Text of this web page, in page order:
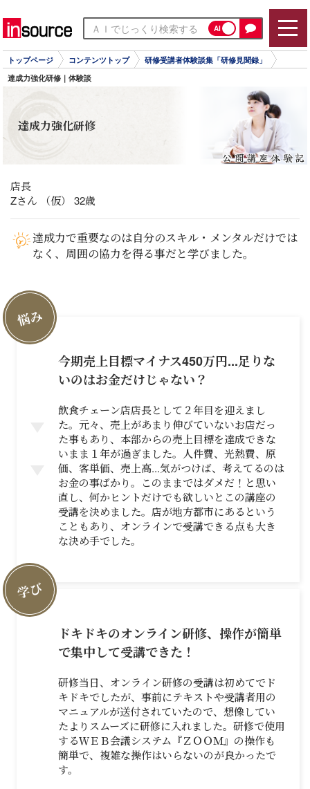
AI
トップページ コンテンツトップ 研修受講者体験談集「研修見聞録」
達成力強化研修｜体験談
達成力強化研修
店長
Zさん （仮） 32歳
達成力で重要なのは自分のスキル・メンタルだけでは
なく、周囲の協力を得る事だと学びました。
悩み
今期売上目標マイナス450万円...足りな
いのはお金だけじゃない？
飲食チェーン店店長として２年目を迎えまし
た。元々、売上があまり伸びていないお店だっ
た事もあり、本部からの売上目標を達成できな
いまま１年が過ぎました。人件費、光熱費、原
価、客単価、売上高...気がつけば、考えてるのは
お金の事ばかり。このままではダメだ！と思い
直し、何かヒントだけでも欲しいとこの講座の
受講を決めました。店が地方都市にあるという
こともあり、オンラインで受講できる点も大き
な決め手でした。
学び
ドキドキのオンライン研修、操作が簡単
で集中して受講できた！
研修当日、オンライン研修の受講は初めてでド
キドキでしたが、事前にテキストや受講者用の
マニュアルが送付されていたので、想像してい
たよりスムーズに研修に入れました。研修で使用
するＷＥＢ会議システム『ＺＯＯＭ』の操作も
簡単で、複雑な操作はいらないのが良かったで
す。